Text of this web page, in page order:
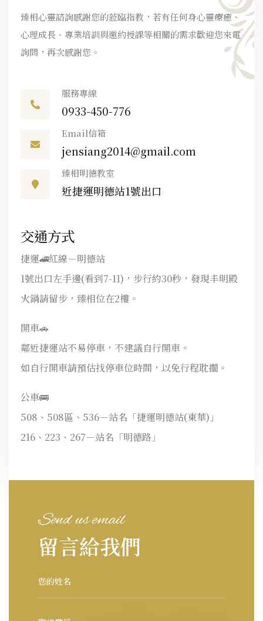
臻相心靈諮詢感謝您的蒞臨指教，若有任何身心靈療癒、
心理成長、專業培訓與邀約授課等相關的需求歡迎您來電
詢問，再次感謝您。
服務專線
0933-450-776
Email信箱
jensiang2014@gmail.com
臻相明德教室
近捷運明德站1號出口
交通方式
捷運🚄紅線－明德站
1號出口左手邊(看到7-11)，步行約30秒，發現丰明殿
火鍋請留步，臻相位在2樓。
開車🚗
鄰近捷運站不易停車，不建議自行開車。
如自行開車請預估找停車位時間，以免行程耽擱。
公車🚌
508、508區、536－站名「捷運明德站(東華)」
216、223、267－站名「明德路」
Send us email
留言給我們